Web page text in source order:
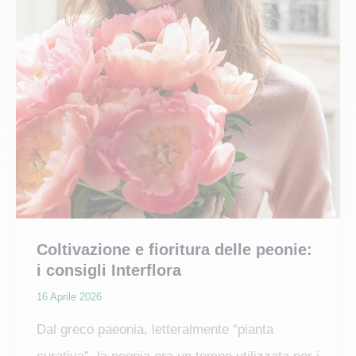
Coltivazione e fioritura delle peonie:
i consigli Interflora
16 Aprile 2026
Dal greco paeonia, letteralmente “pianta